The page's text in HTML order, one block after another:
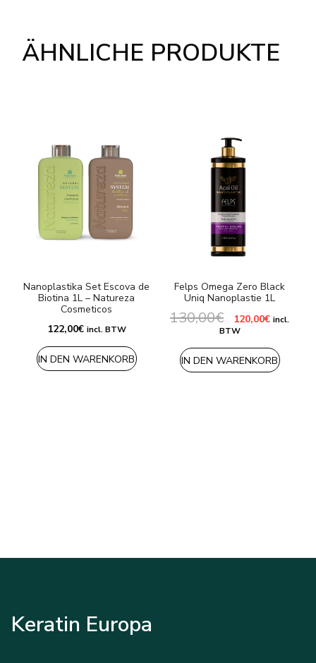
ÄHNLICHE PRODUKTE
Nanoplastika Set Escova de
Biotina 1L – Natureza
Cosmeticos
122,00€ incl. BTW
IN DEN WARENKORB
Felps Omega Zero Black
Uniq Nanoplastie 1L
130,00€ Ursprünglicher
Preis
war:
130,00€
120,00€Aktueller
120,00€.
incl.
BTW
IN DEN WARENKORB
Keratin Europa